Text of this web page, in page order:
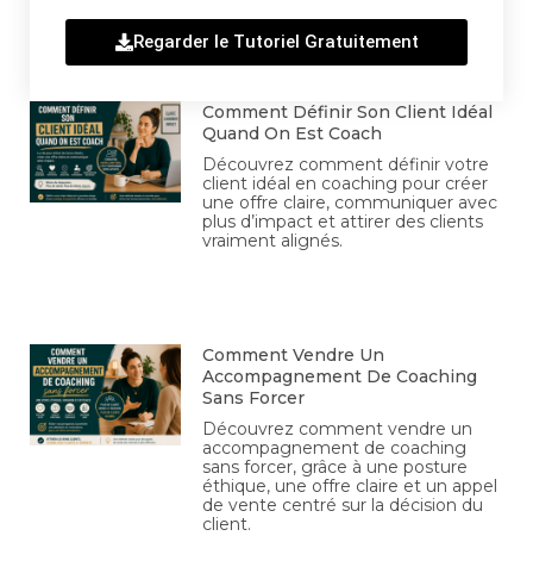
Regarder le Tutoriel Gratuitement
Comment Définir Son Client Idéal
Quand On Est Coach
Découvrez comment définir votre
client idéal en coaching pour créer
une offre claire, communiquer avec
plus d’impact et attirer des clients
vraiment alignés.
Comment Vendre Un
Accompagnement De Coaching
Sans Forcer
Découvrez comment vendre un
accompagnement de coaching
sans forcer, grâce à une posture
éthique, une offre claire et un appel
de vente centré sur la décision du
client.